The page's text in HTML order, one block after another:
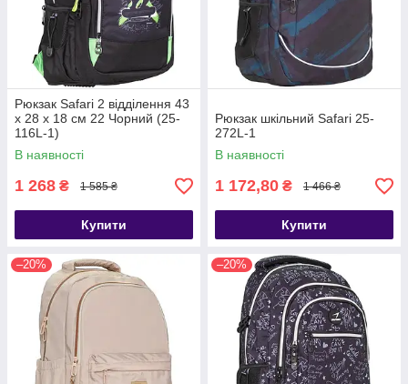
Рюкзак Safari 2 відділення 43
х 28 х 18 см 22 Чорний (25-
116L-1)
В наявності
1 268 ₴ 1 585 ₴
Купити
Рюкзак шкільний Safari 25-
272L-1
В наявності
1 172,80 ₴ 1 466 ₴
Купити
–20% –20%